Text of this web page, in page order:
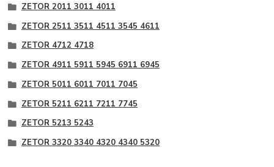
ZETOR 2011 3011 4011
ZETOR 2511 3511 4511 3545 4611
ZETOR 4712 4718
ZETOR 4911 5911 5945 6911 6945
ZETOR 5011 6011 7011 7045
ZETOR 5211 6211 7211 7745
ZETOR 5213 5243
ZETOR 3320 3340 4320 4340 5320